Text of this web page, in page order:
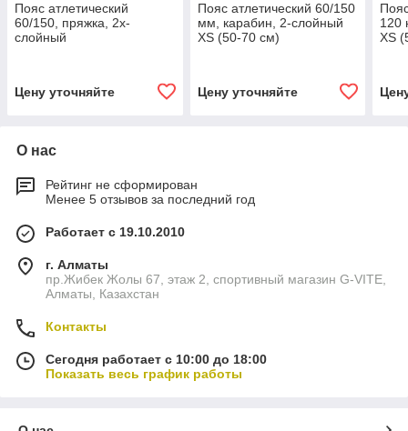
Пояс атлетический
60/150, пряжка, 2х-
слойный
Цену уточняйте
Пояс атлетический 60/150
мм, карабин, 2-слойный
XS (50-70 см)
Цену уточняйте
120
XS
О нас
Рейтинг не сформирован
Менее 5 отзывов за последний год
Работает с 19.10.2010
г. Алматы
пр.Жибек Жолы 67, этаж 2, спортивный магазин G-VITE,
Алматы, Казахстан
Контакты
Сегодня работает с 10:00 до 18:00
Показать весь график работы